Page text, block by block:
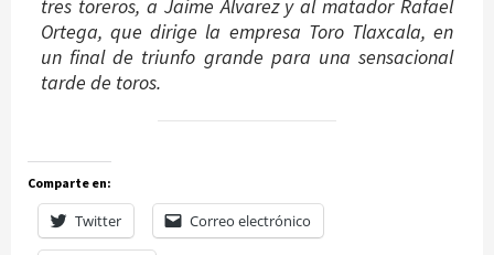
tres toreros, a Jaime Álvarez y al matador Rafael
Ortega, que dirige la empresa Toro Tlaxcala, en
un final de triunfo grande para una sensacional
tarde de toros.
Comparte en:
Twitter Correo electrónico